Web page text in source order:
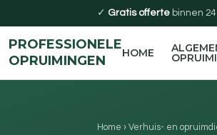
✓ Gratis offerte binnen 24
PROFESSIONELE
OPRUIMINGEN
HOME
Home › Verhuis- en